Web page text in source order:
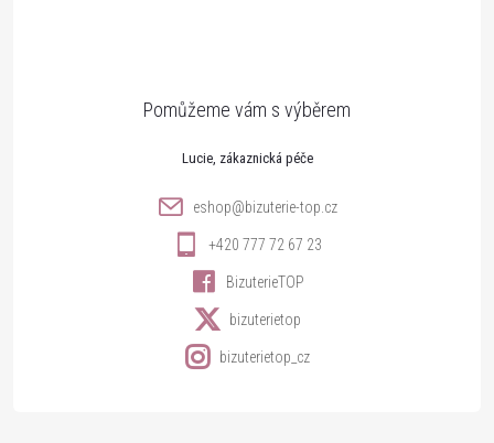
Lucie
eshop@bizuterie-top.cz
+420 777 72 67 23
BizuterieTOP
bizuterietop
bizuterietop_cz